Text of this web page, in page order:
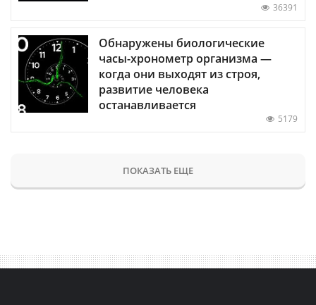
36391
Обнаружены биологические
часы-хронометр организма —
когда они выходят из строя,
развитие человека
останавливается
5179
ПОКАЗАТЬ ЕЩЕ